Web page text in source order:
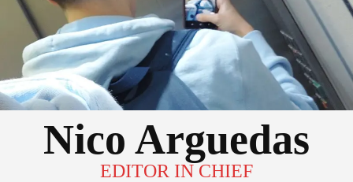
Nico Arguedas
EDITOR IN CHIEF